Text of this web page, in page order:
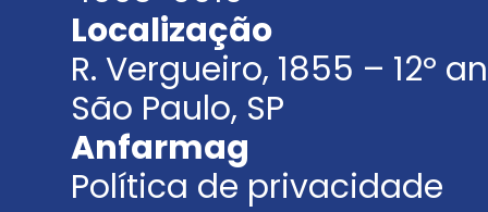
Localização
R. Vergueiro, 1855 – 12º
São Paulo, SP
Anfarmag
Política de privacidade